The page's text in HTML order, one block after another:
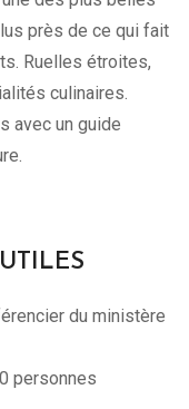
près de ce qui fait
Ruelles étroites,
culinaires.
avec un guide
du ministère
personnes